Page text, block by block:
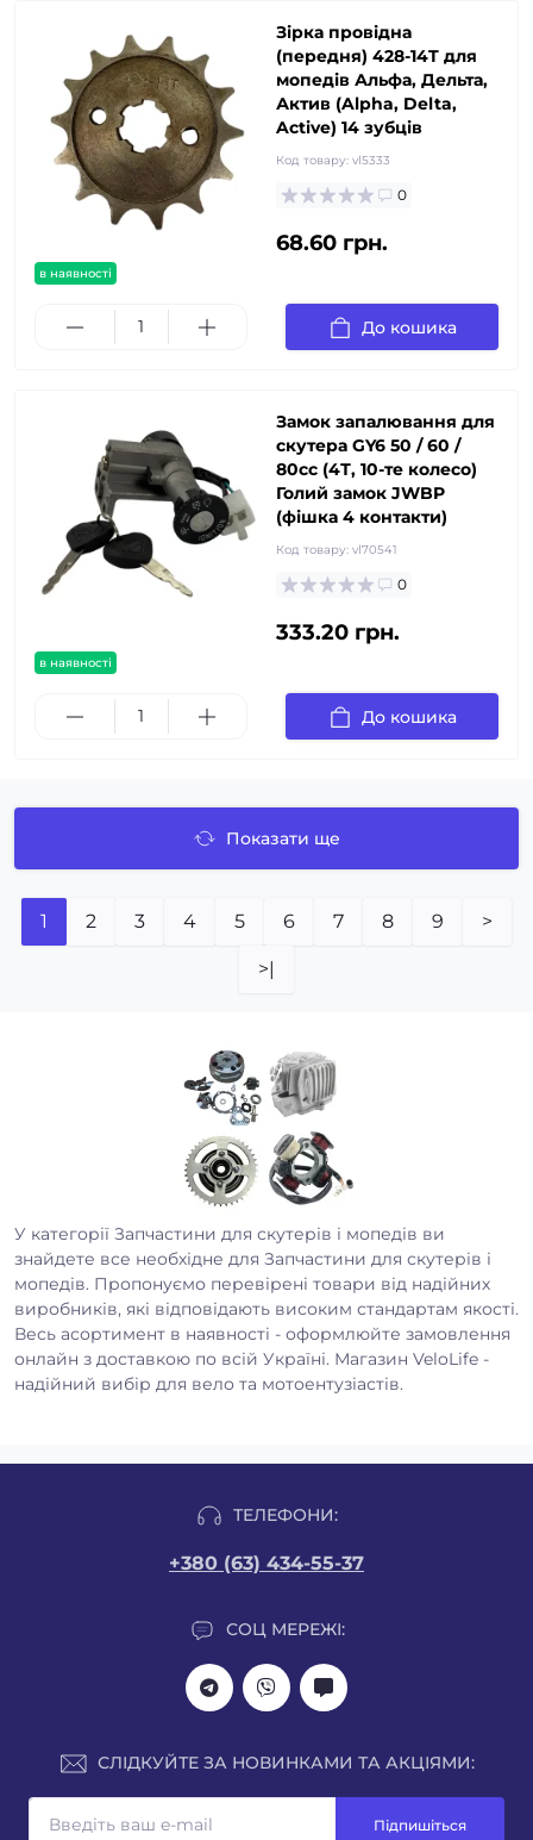
в наявності
Зірка провідна
(передня) 428-14T для
мопедів Альфа, Дельта,
Актив (Alpha, Delta,
Active) 14 зубців
Код товару: vl5333
0
68.60 грн.
До кошика
в наявності
Замок запалювання для
скутера GY6 50 / 60 /
80сс (4Т, 10-те колесо)
Голий замок JWBP
(фішка 4 контакти)
Код товару: vl70541
0
333.20 грн.
До кошика
Показати ще
1 2 3 4 5 6 7 8 9 >
>|
У категорії Запчастини для скутерів і мопедів ви
знайдете все необхідне для Запчастини для скутерів і
мопедів. Пропонуємо перевірені товари від надійних
виробників, які відповідають високим стандартам якості.
Весь асортимент в наявності - оформлюйте замовлення
онлайн з доставкою по всій Україні. Магазин VeloLife -
надійний вибір для вело та мотоентузіастів.
ТЕЛЕФОНИ:
+380 (63) 434-55-37
СОЦ МЕРЕЖІ:
СЛІДКУЙТЕ ЗА НОВИНКАМИ ТА АКЦІЯМИ:
Підпишіться